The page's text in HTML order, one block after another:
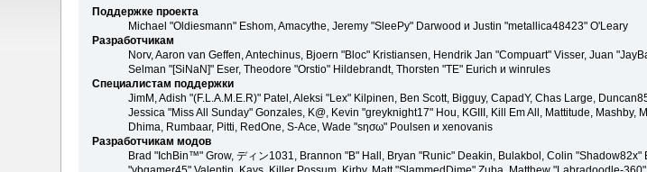
Поддержке проекта
Michael "Oldiesmann" Eshom, Amacythe, Jeremy "SleePy" Darwood и Justin "metallica48423" O'Leary
Разработчикам
Norv, Aaron van Geffen, Antechinus, Bjoern "Bloc" Kristiansen, Hendrik Jan "Compuart" Visser, Juan
Selman "[SiNaN]" Eser, Theodore "Orstio" Hildebrandt, Thorsten "TE" Eurich и winrules
Специалистам поддержки
JimM, Adish "(F.L.A.M.E.R)" Patel, Aleksi "Lex" Kilpinen, Ben Scott, Bigguy, CapadY, Chas Large,
Jessica "Miss All Sunday" Gonzales, K@, Kevin "greyknight17" Hou, KGIII, Kill Em All, Mattitude,
Dhima, Rumbaar, Pitti, RedOne, S-Ace, Wade "sησω" Poulsen и xenovanis
Разработчикам модов
Brad "IchBin™" Grow, ディン1031, Brannon "B" Hall, Bryan "Runic" Deakin, Bulakbol, Colin